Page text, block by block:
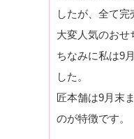
したが、全て完
大変人気のおせ
ちなみに私は9
した。
匠本舗は9月末
のが特徴です。